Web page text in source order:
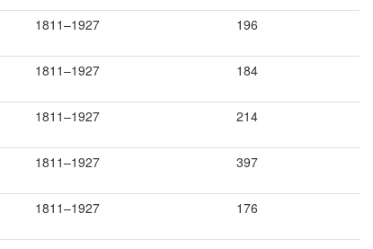
1811–1927 196
1811–1927 184
1811–1927 214
1811–1927 397
1811–1927 176